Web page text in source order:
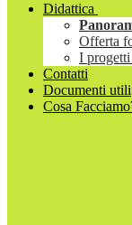
Didattica
Offerta
I progetti
Contatti
Documenti utili
Cosa